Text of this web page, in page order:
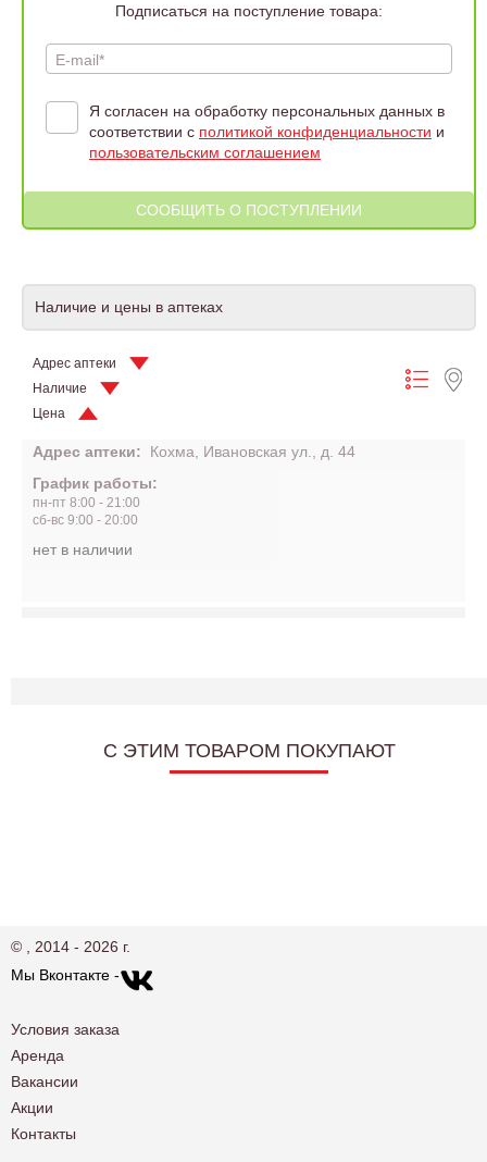
Подписаться на поступление товара:
E-mail*
Я согласен на обработку персональных данных в
соответствии с политикой конфиденциальности и
пользовательским соглашением
Наличие и цены в аптеках
Адрес аптеки
Наличие
Цена
Адрес аптеки:
Кохма, Ивановская ул., д. 44
График работы:
пн-пт 8:00 - 21:00
сб-вс 9:00 - 20:00
нет в наличии
C ЭТИМ ТОВАРОМ ПОКУПАЮТ
© , 2014 - 2026 г.
Мы Вконтакте -
Условия заказа
Аренда
Вакансии
Акции
Контакты